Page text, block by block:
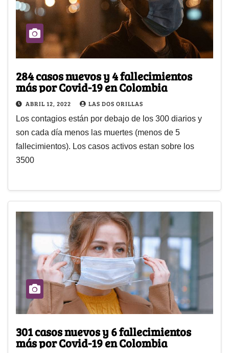
284 casos nuevos y 4 fallecimientos
más por Covid-19 en Colombia
ABRIL 12, 2022 LAS DOS ORILLAS
Los contagios están por debajo de los 300 diarios y
son cada día menos las muertes (menos de 5
fallecimientos). Los casos activos estan sobre los
3500
301 casos nuevos y 6 fallecimientos
más por Covid-19 en Colombia